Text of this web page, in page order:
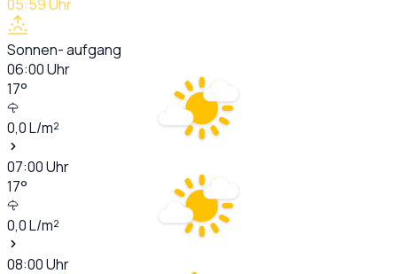
05:59Uhr
Sonnen- aufgang
06:00Uhr
17°
0,0L/m²
07:00Uhr
17°
0,0L/m²
08:00Uhr